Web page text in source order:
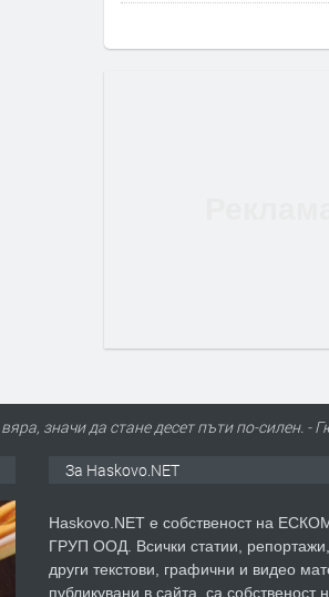
значи да стане десет пъти по-силен. -
За Haskovo.NET
Haskovo.NET е собственост на
ГРУП ООД. Всички статии,
други текстови, графични и видео
публикувани в сайта, са собственост